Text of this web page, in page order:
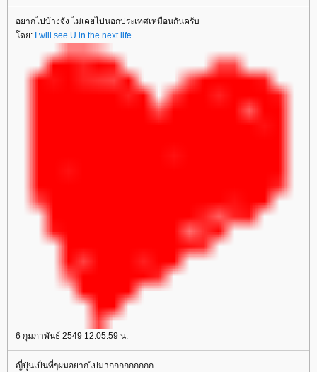
อยากไปบ้างจัง ไม่เคยไปนอกประเทศเหมือนกันครับ
ดย:
I will see U in the next life.
6 กุมภาพันธ์ 2549 12:05:59 น.
ญี่ปุ่นเป็นที่ๆผมอยากไปมากกกกกกกกก